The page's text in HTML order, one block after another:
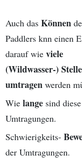
Auch das Können
Paddlers knn einen
darauf wie viele
(Wildwasser-)
umtragen werden
Wie lange sind diese
Umtragungen.
Schwierigkeits-
der Umtragungen.